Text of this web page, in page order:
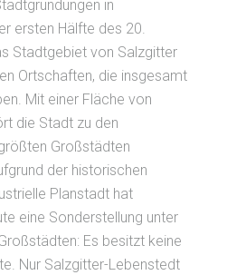
in
ersten Hälfte des 20.
Stadtgebiet von Salzgitter
Ortschaften, die insgesamt
Mit einer Fläche von
die Stadt zu den
Großstädten
der historischen
Planstadt hat
eine Sonderstellung unter
Es besitzt keine
Nur Salzgitter-Lebenstedt